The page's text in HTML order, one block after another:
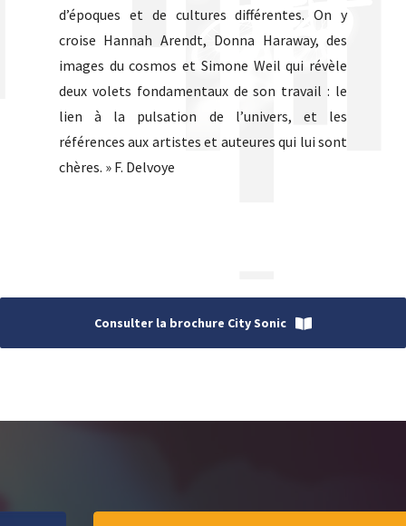
d’époques et de cultures différentes. On y
croise Hannah Arendt, Donna Haraway, des
images du cosmos et Simone Weil qui révèle
deux volets fondamentaux de son travail : le
lien à la pulsation de l’univers, et les
références aux artistes et auteures qui lui sont
chères. » F. Delvoye
Consulter la brochure City Sonic